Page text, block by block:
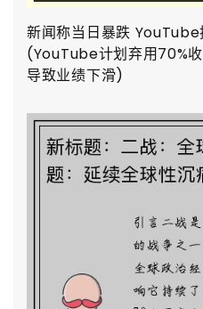
新闻称当日暴跌
(YouTube计划弃用70%
导致业绩下滑)